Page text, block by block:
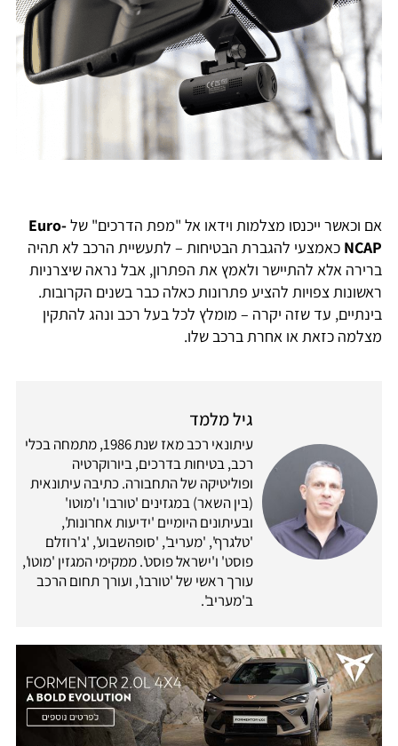
אם וכאשר ייכנסו מצלמות וידאו אל "מפת הדרכים" שלEuro-
NCAP כאמצעי להגברת הבטיחות – לתעשיית הרכב לא תהיה
ברירה אלא להתיישר ולאמץ את הפתרון, אבל נראה שיצרניות
ראשונות צפויות להציע פתרונות כאלה כבר בשנים הקרובות.
בינתיים, עד שזה יקרה – מומלץ לכל בעל רכב ונהג להתקין
מצלמה כזאת או אחרת ברכב שלו.
גיל מלמד
עיתונאי רכב מאז שנת 1986, מתמחה בכלי
רכב, בטיחות בדרכים, ביורוקרטיה
ופוליטיקה של התחבורה. כתיבה עיתונאית
(בין השאר) במגזינים 'טורבו' ו'מוטו'
ובעיתונים היומיים 'ידיעות אחרונות',
'טלגרף', 'מעריב', 'סופהשבוע', 'ג'רוזלם
פוסט' ו'ישראל פוסט'. ממקימי המגזין 'מוטו',
עורך ראשי של 'טורבו', ועורך תחום הרכב
ב'מעריב'.